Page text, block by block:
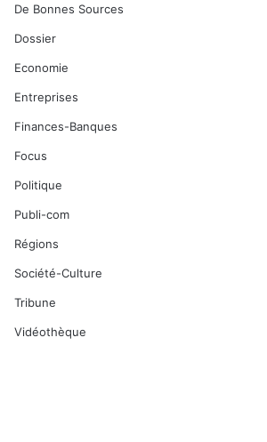
De Bonnes Sources
Dossier
Economie
Entreprises
Finances-Banques
Focus
Politique
Publi-com
Régions
Société-Culture
Tribune
Vidéothèque